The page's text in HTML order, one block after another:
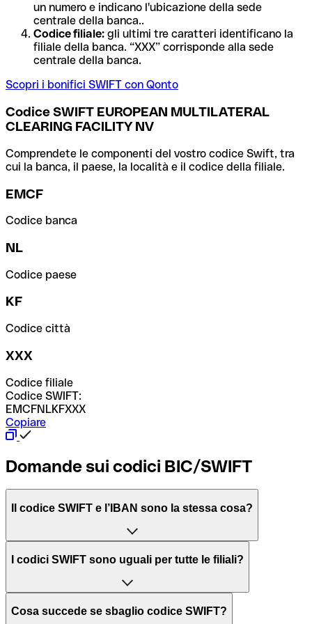
un numero e indicano l'ubicazione della sede
centrale della banca..
Codice filiale: gli ultimi tre caratteri identificano la
filiale della banca. “XXX” corrisponde alla sede
centrale della banca.
Scopri i bonifici SWIFT con Qonto
Codice SWIFT EUROPEAN MULTILATERAL
CLEARING FACILITY NV
Comprendete le componenti del vostro codice Swift, tra
cui la banca, il paese, la località e il codice della filiale.
EMCF
Codice banca
NL
Codice paese
KF
Codice città
XXX
Codice filiale
Codice SWIFT:
EMCFNLKFXXX
Copiare
Domande sui codici BIC/SWIFT
Il codice SWIFT e l’IBAN sono la stessa cosa?
L'acronimo SWIFT sta per “Society for Worldwide
per l’elaborazione dei pagamenti tra diversi Paesi.
I codici SWIFT sono uguali per tutte le filiali?
Dipende dalle banche. In alcuni casi le banche utilizzano
Cosa succede se sbaglio codice SWIFT?